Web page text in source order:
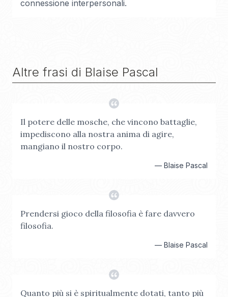
connessione interpersonali.
Altre frasi di Blaise Pascal
Il potere delle mosche, che vincono battaglie,
impediscono alla nostra anima di agire,
mangiano il nostro corpo.
— Blaise Pascal
Prendersi gioco della filosofia è fare davvero
filosofia.
— Blaise Pascal
Quanto più si è spiritualmente dotati, tanto più